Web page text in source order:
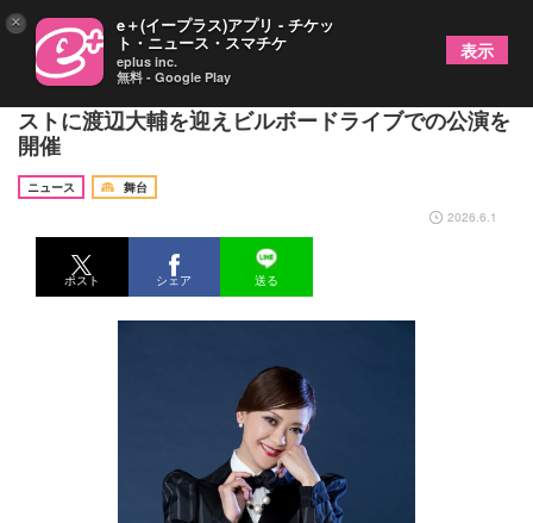
元宝塚歌劇団宙組初代トップスター姿月あさと、ゲ
ストに渡辺大輔を迎えビルボードライブでの公演を
開催
ニュース
舞台
2026.6.1
ポスト シェア 送る
× e＋(イープラス)アプリ - チケッ
ト・ニュース・スマチケ
eplus inc.
無料 - Google Play
表示